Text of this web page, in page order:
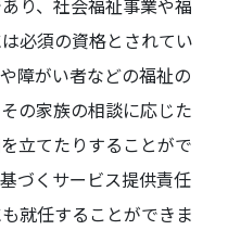
り、社会福祉事業や福
必須の資格とされてい
障がい者などの福祉の
の家族の相談に応じた
立てたりすることがで
づくサービス提供責任
就任することができま